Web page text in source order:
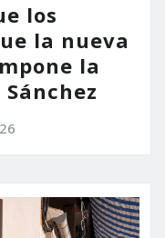
los
la nueva
la